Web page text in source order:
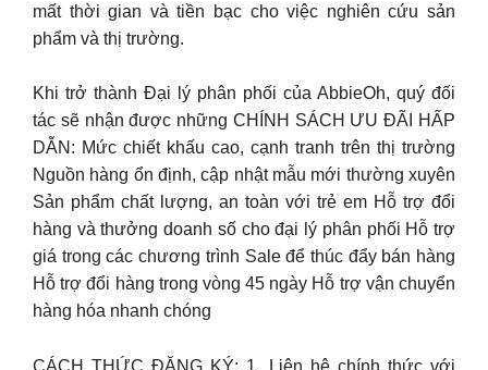
mất thời gian và tiền bạc cho việc nghiên cứu sản
phẩm và thị trường.
Khi trở thành Đại lý phân phối của AbbieOh, quý đối
tác sẽ nhận được những CHÍNH SÁCH ƯU ĐÃI HẤP
DẪN: Mức chiết khấu cao, cạnh tranh trên thị trường
Nguồn hàng ổn định, cập nhật mẫu mới thường xuyên
Sản phẩm chất lượng, an toàn với trẻ em Hỗ trợ đổi
hàng và thưởng doanh số cho đại lý phân phối Hỗ trợ
giá trong các chương trình Sale để thúc đẩy bán hàng
Hỗ trợ đổi hàng trong vòng 45 ngày Hỗ trợ vận chuyển
hàng hóa nhanh chóng
CÁCH THỨC ĐĂNG KÝ: 1. Liên hệ chính thức với